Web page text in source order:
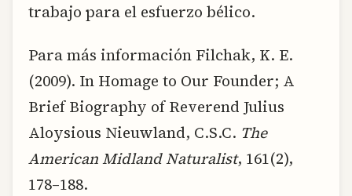
trabajo para el esfuerzo bélico.
Para más información Filchak, K. E.
(2009). In Homage to Our Founder; A
Brief Biography of Reverend Julius
Aloysious Nieuwland, C.S.C. The
American Midland Naturalist, 161(2),
178–188.